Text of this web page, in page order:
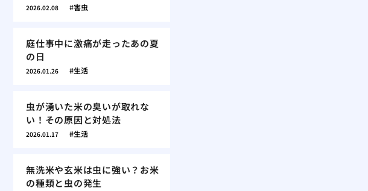
2026.02.08 害虫
庭仕事中に激痛が走ったあの夏
の日
2026.01.26 生活
虫が湧いた米の臭いが取れな
い！その原因と対処法
2026.01.17 生活
無洗米や玄米は虫に強い？お米
の種類と虫の発生